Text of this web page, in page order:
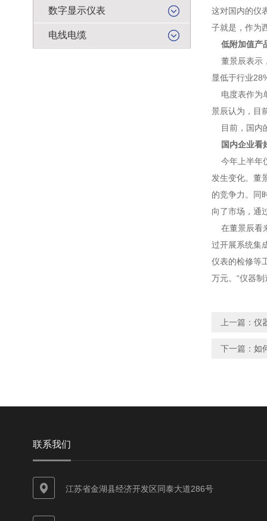
数字显示仪表
电线电缆
这对国内的仪
子就是，作为
低附加值产
董景辰表示
显低于行业
电度表作为
景辰认为，目
目前，国内
国内企业看
今年上半年
发生变化。董
的竞争力。同
向了市场，通
在董景辰看
过开展系统集
仪表的检修等
万元。“仪器
上一篇： 仪
下一篇： 如
联系我们
江苏省金湖县经济开发区同泰大道286号